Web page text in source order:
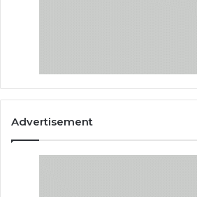
Advertisement